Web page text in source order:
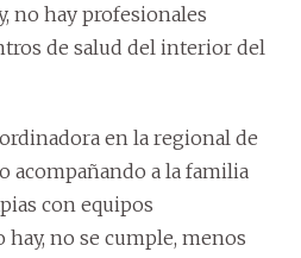
no hay profesionales
de salud del interior del
en la regional de
acompañando a la familia
con equipos
no se cumple, menos